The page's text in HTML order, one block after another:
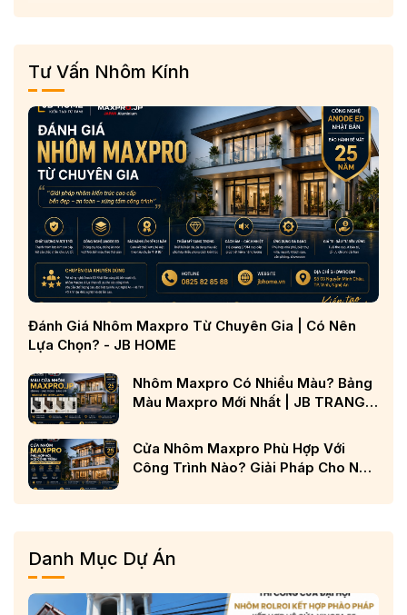
Tư Vấn Nhôm Kính
Đánh Giá Nhôm Maxpro Từ Chuyên Gia | Có Nên
Lựa Chọn? - JB HOME
Nhôm Maxpro Có Nhiều Màu? Bảng
Màu Maxpro Mới Nhất | JB TRANG
Cửa Nhôm Maxpro Phù Hợp Với
Công Trình Nào? Giải Pháp Cho Nhà
Cấp
Danh Mục Dự Án